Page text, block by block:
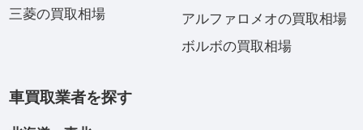
三菱の買取相場
アルファロメオの買取相場
ボルボの買取相場
車買取業者を探す